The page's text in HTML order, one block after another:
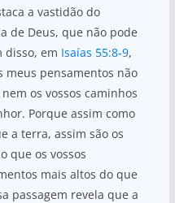
a vastidão do
de Deus, que não pode
disso, em Isaías 55:8-9,
meus pensamentos não
os vossos caminhos
Porque assim como
a terra, assim são os
que os vossos
mais altos do que
passagem revela que a